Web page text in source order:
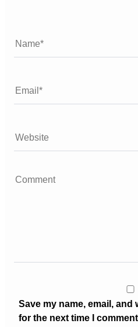
Save my name, email,
for the next time I